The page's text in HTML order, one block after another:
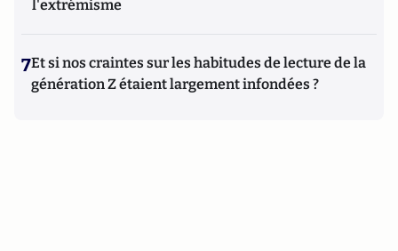
l'extrémisme
7Et si nos craintes sur les habitudes de lecture de la
génération Z étaient largement infondées ?